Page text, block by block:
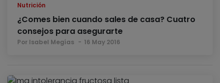
Nutrición
¿Comes bien cuando sales de casa? Cuatro
consejos para asegurarte
Por Isabel Megías 16 May 2016